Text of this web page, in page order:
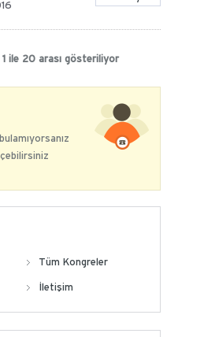
ile 20 arası gösteriliyor
Tüm Kongreler
İletişim